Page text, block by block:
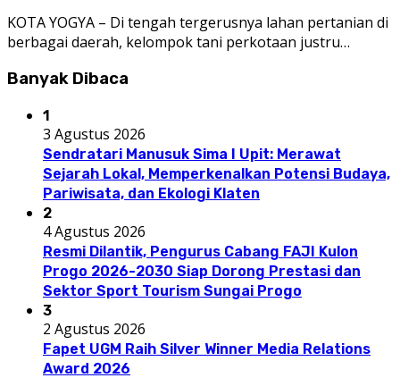
KOTA YOGYA – Di tengah tergerusnya lahan pertanian di
berbagai daerah, kelompok tani perkotaan justru…
Banyak Dibaca
1
3 Agustus 2026
Sendratari Manusuk Sima I Upit: Merawat
Sejarah Lokal, Memperkenalkan Potensi Budaya,
Pariwisata, dan Ekologi Klaten
2
4 Agustus 2026
Resmi Dilantik, Pengurus Cabang FAJI Kulon
Progo 2026-2030 Siap Dorong Prestasi dan
Sektor Sport Tourism Sungai Progo
3
2 Agustus 2026
Fapet UGM Raih Silver Winner Media Relations
Award 2026